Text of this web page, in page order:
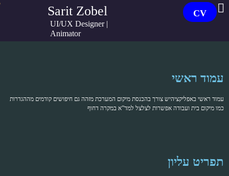
CV
Sarit Zobel
UI/UX Designer |
Animator
עמוד ראשי
עמוד ראשי באפליקציהיש צורך בהכנסת מיקום המערכת מזהה גם חיפושים קודמים מההגדרות
כמו מיקום בית ועבודה אפשרות לצלצל למד”א במקרה דחוף
תפריט עליון